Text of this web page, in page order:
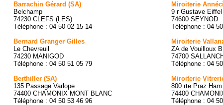
Barrachin Gérard (SA)
Belchamp
74230 CLEFS (LES)
Téléphone : 04 50 02 15 14
Bernard Granger Gilles
Le Chevreuil
74230 MANIGOD
Téléphone : 04 50 51 05 79
Berthiller (SA)
135 Passage Varlope
74400 CHAMONIX MONT BLANC
Téléphone : 04 50 53 46 96
Miroiterie
9 r Gustave Eiffel
74600 SEYNOD
Téléphone : 04
Miroiterie
ZA de Vouilloux
74700
Téléphone : 04
Miroiterie
800 rte Praz
74400
Téléphone : 04